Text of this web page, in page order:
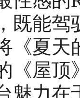
既能驾
《夏天
《屋
魅力